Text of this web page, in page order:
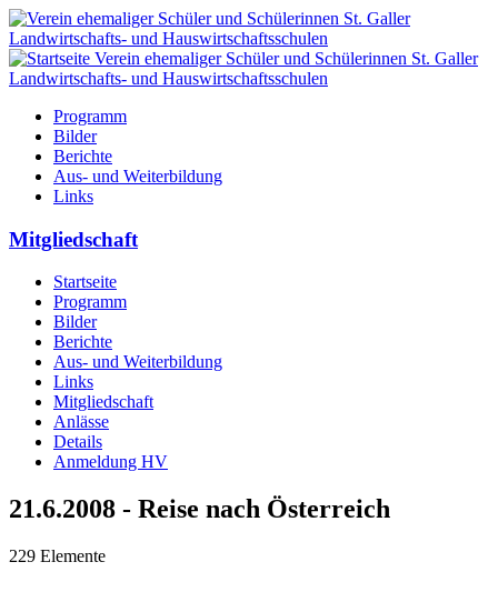
Programm
Bilder
Berichte
Aus- und Weiterbildung
Links
Mitgliedschaft
Startseite
Programm
Bilder
Berichte
Aus- und Weiterbildung
Links
Mitgliedschaft
Anlässe
Details
Anmeldung HV
21.6.2008 - Reise nach Österreich
229 Elemente